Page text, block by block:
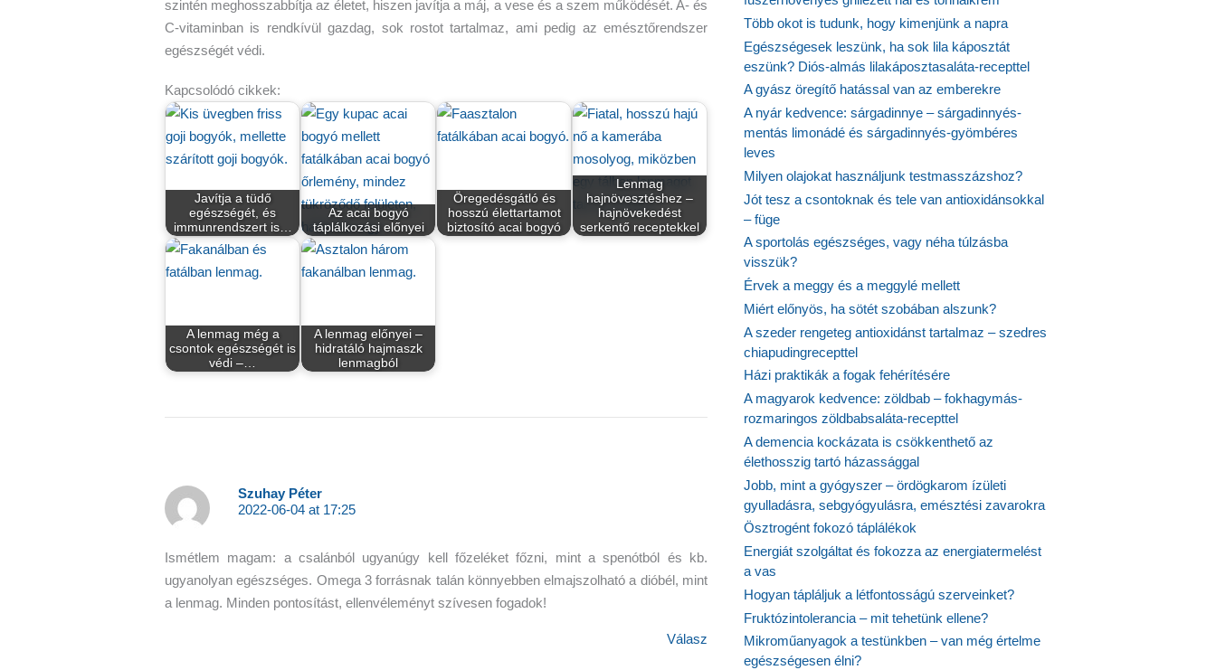
szintén meghosszabbítja az életet, hiszen javítja a máj, a vese és a szem működését. A- és
C-vitaminban is rendkívül gazdag, sok rostot tartalmaz, ami pedig az emésztőrendszer
egészségét védi.
Kapcsolódó cikkek:
Javítja a tüdő
egészségét, és
immunrendszert is…
Az acai bogyó
táplálkozási előnyei
Öregedésgátló és
hosszú élettartamot
biztosító acai bogyó
Lenmag
hajnövesztéshez –
hajnövekedést
serkentő receptekkel
A lenmag még a
csontok egészségét is
védi –…
A lenmag előnyei –
hidratáló hajmaszk
lenmagból
Szuhay Péter
2022-06-04 at 17:25
Ismétlem magam: a csalánból ugyanúgy kell főzeléket főzni, mint a spenótból és kb.
ugyanolyan egészséges. Omega 3 forrásnak talán könnyebben elmajszolható a dióbél, mint
a lenmag. Minden pontosítást, ellenvéleményt szívesen fogadok!
Válasz
Több okot is tudunk, hogy kimenjünk a napra
Egészségesek leszünk, ha sok lila káposztát
eszünk? Diós-almás lilakáposztasaláta-recepttel
A gyász öregítő hatással van az emberekre
A nyár kedvence: sárgadinnye – sárgadinnyés-
mentás limonádé és sárgadinnyés-gyömbéres
leves
Milyen olajokat használjunk testmasszázshoz?
Jót tesz a csontoknak és tele van antioxidánsokkal
– füge
A sportolás egészséges, vagy néha túlzásba
visszük?
Érvek a meggy és a meggylé mellett
Miért előnyös, ha sötét szobában alszunk?
A szeder rengeteg antioxidánst tartalmaz – szedres
chiapudingrecepttel
Házi praktikák a fogak fehérítésére
A magyarok kedvence: zöldbab – fokhagymás-
rozmaringos zöldbabsaláta-recepttel
A demencia kockázata is csökkenthető az
élethosszig tartó házassággal
Jobb, mint a gyógyszer – ördögkarom ízületi
gyulladásra, sebgyógyulásra, emésztési zavarokra
Ösztrogént fokozó táplálékok
Energiát szolgáltat és fokozza az energiatermelést
a vas
Hogyan tápláljuk a létfontosságú szerveinket?
Fruktózintolerancia – mit tehetünk ellene?
Mikroműanyagok a testünkben – van még értelme
egészségesen élni?